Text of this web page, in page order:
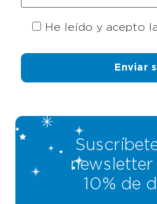
He leído y acepto
10% de